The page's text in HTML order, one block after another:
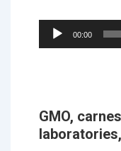
Audio
Player
00:00
GMO,